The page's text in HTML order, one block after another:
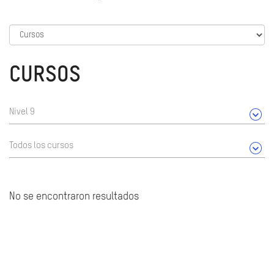
CURSOS
Nivel 9
Todos los cursos
No se encontraron resultados